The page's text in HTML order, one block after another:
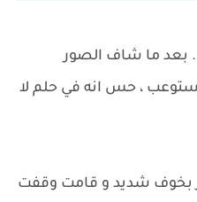
بعد ما شاف الصور
، حس انه في حلم لا
بخوف شديد و قامت وقفت